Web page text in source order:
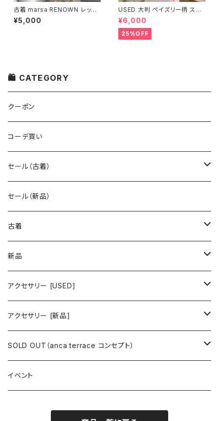
古着 marsa RENOWN レッド
シャツ
¥5,000
USED 大判 ペイズリー柄 スト
ール
¥6,000
25%OFF
🛍 CATEGORY
クーポン
コーデ買い
セール（古着）
古着 秋冬コレクション
古着 春夏コレクション
セール（新品）
古着
ワンピース/ドレス
ワンピース
ミニワンピース
トップス
シャツ・ブラウス
ニット
ボトムス
スカート
パンツ
アウター
ジャケット
インナー
新品
ワンピース/ドレス
ワンピース
ミニワンピース
トップス
シャツ・ブラウス
オーバーサイズシャツ
ボトムス
スカート
アウター
アクセサリー [USED]
ピアス
イヤリング
イヤーカフ
アクセサリー [新品]
ピアス
イヤリング
SOLD OUT（anca terrace コンセプト）
コーデ買い
イベント